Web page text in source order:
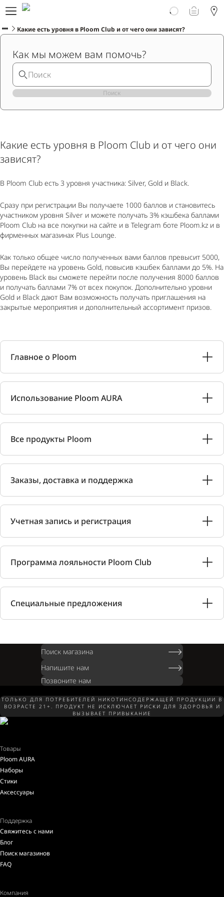
Про Ploom Aura
Заказать онлайн
Помощь и поддержка
Какие есть уровня в Ploom Club и от чего они зависят?
Как мы можем вам помочь?
Поиск
Какие есть уровня в Ploom Club и от чего они
зависят?
В Ploom Club есть 3 уровня участника: Silver, Gold и Black.
Сразу при регистрации Вы получаете 1000 баллов и становитесь
участником уровня Silver и можете получать 3% кэшбека баллами
Ploom Club на все покупки на сайте и в Telegram боте Ploom.kz и в
фирменных магазинах Plus Lounge.
Как только общее число полученных вами баллов превысит 5000,
Вы перейдете на уровень Gold, повысив кэшбек баллами до 5%. На
уровень Black вы сможете перейти после получения 8000 баллов
и получать баллами 7% от всех покупок. Дополнительно уровни
Gold и Black дают Вам возможность получать приглашения на
закрытые мероприятия и дополнительный ассортимент призов.
Главное о Ploom
Использование Ploom AURA
Все продукты Ploom
Заказы, доставка и поддержка
Учетная запись и регистрация
Программа лояльности Ploom Club
Специальные предложения
Поиск магазина
Напишите нам
Позвоните нам
ТОЛЬКО ДЛЯ ПОТРЕБИТЕЛЕЙ НИКОТИНСОДЕРЖАЩЕЙ ПРОДУКЦИИ В
ВОЗРАСТЕ 21+. ПРОДУКТ НЕ ИСКЛЮЧАЕТ РИСКИ ДЛЯ ЗДОРОВЬЯ И
ВЫЗЫВАЕТ ПРИВЫКАНИЕ
Товары
Ploom AURA
Наборы
Стики
Аксессуары
Поддержка
Свяжитесь с нами
Блог
Поиск магазинов
FAQ
Компания